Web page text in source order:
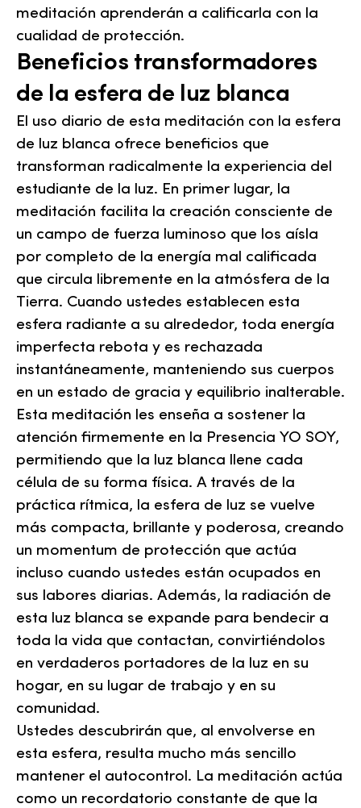
meditación aprenderán a calificarla con la
cualidad de protección.
Beneficios transformadores
de la esfera de luz blanca
El uso diario de esta meditación con la esfera
de luz blanca ofrece beneficios que
transforman radicalmente la experiencia del
estudiante de la luz. En primer lugar, la
meditación facilita la creación consciente de
un campo de fuerza luminoso que los aísla
por completo de la energía mal calificada
que circula libremente en la atmósfera de la
Tierra. Cuando ustedes establecen esta
esfera radiante a su alrededor, toda energía
imperfecta rebota y es rechazada
instantáneamente, manteniendo sus cuerpos
en un estado de gracia y equilibrio inalterable.
Esta meditación les enseña a sostener la
atención firmemente en la Presencia YO SOY,
permitiendo que la luz blanca llene cada
célula de su forma física. A través de la
práctica rítmica, la esfera de luz se vuelve
más compacta, brillante y poderosa, creando
un momentum de protección que actúa
incluso cuando ustedes están ocupados en
sus labores diarias. Además, la radiación de
esta luz blanca se expande para bendecir a
toda la vida que contactan, convirtiéndolos
en verdaderos portadores de la luz en su
hogar, en su lugar de trabajo y en su
comunidad.
Ustedes descubrirán que, al envolverse en
esta esfera, resulta mucho más sencillo
mantener el autocontrol. La meditación actúa
como un recordatorio constante de que la